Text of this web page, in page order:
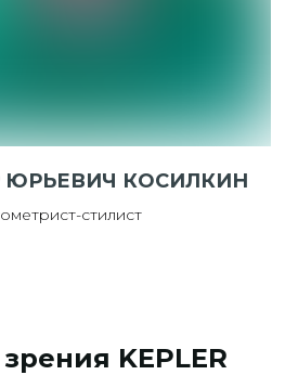
ЮРЬЕВИЧ КОСИЛКИН
стилист
KEPLER